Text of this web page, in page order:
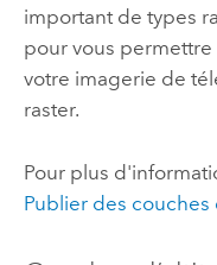
important de types
pour vous
votre imagerie de
raster.
Pour plus
Publier des